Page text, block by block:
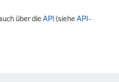
über dieAPI (sieheAPI-